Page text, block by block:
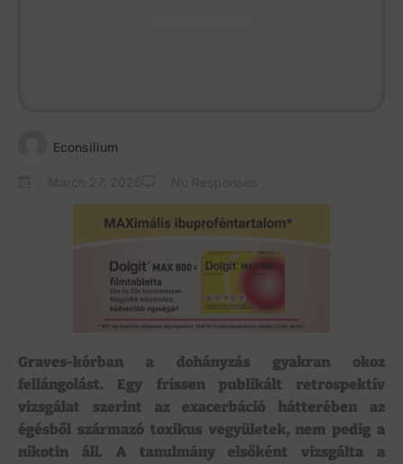
Econsilium
Graves-kórban a dohányzás gyakran okoz
fellángolást. Egy frissen publikált retrospektív
vizsgálat szerint az exacerbáció hátterében az
égésből származó toxikus vegyületek, nem pedig a
nikotin áll. A tanulmány elsőként vizsgálta a